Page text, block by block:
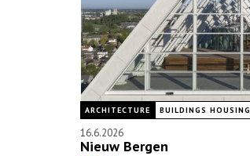
ARCHITECTURE BUILDINGS HOUSING
16.6.2026
Nieuw Bergen